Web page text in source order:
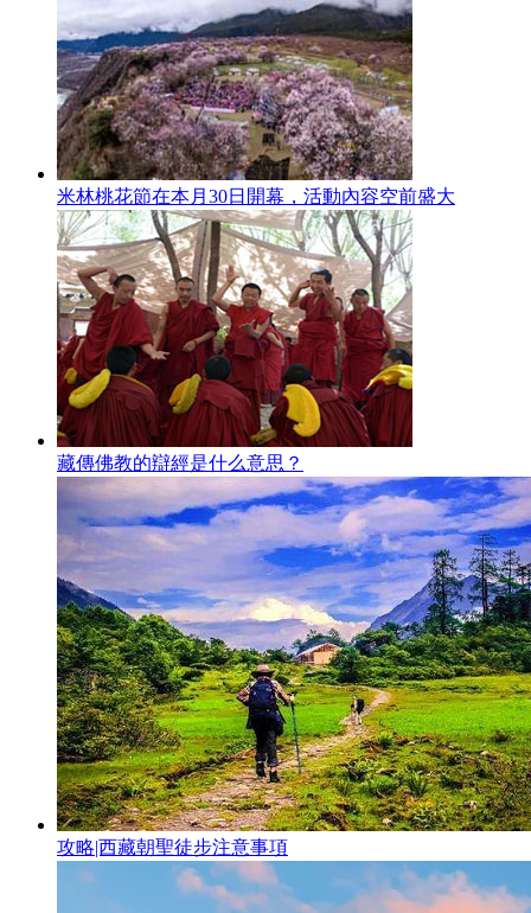
米林桃花節在本月30日開幕，活動內容空前盛大
藏傳佛教的辯經是什么意思？
攻略|西藏朝聖徒步注意事項